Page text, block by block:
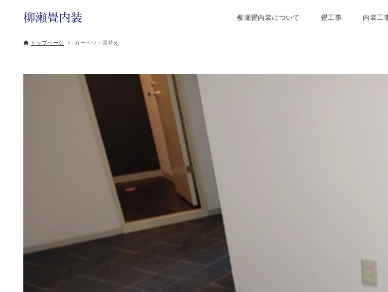
柳瀬畳内装について 畳工事 内装工
トップページ カーペット張替え